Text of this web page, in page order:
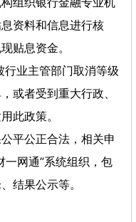
资料和信息进行核
贴息资金。
行业主管部门取消等级
或者受到重大行政、
此政策。
平公正合法，相关申
一网通”系统组织，包
结果公示等。